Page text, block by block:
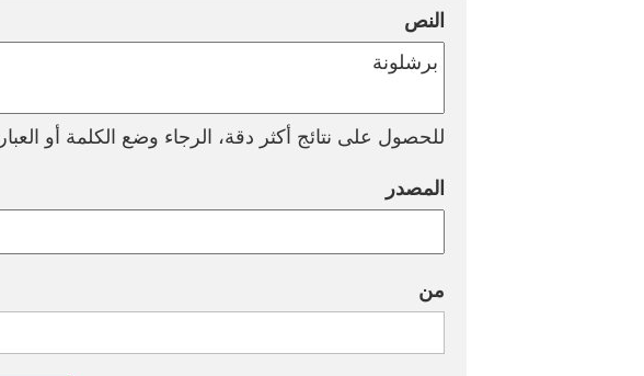
النص
للحصول على نتائج أكثر دقة، الرجاء وضع الكلمة أو
المصدر
من